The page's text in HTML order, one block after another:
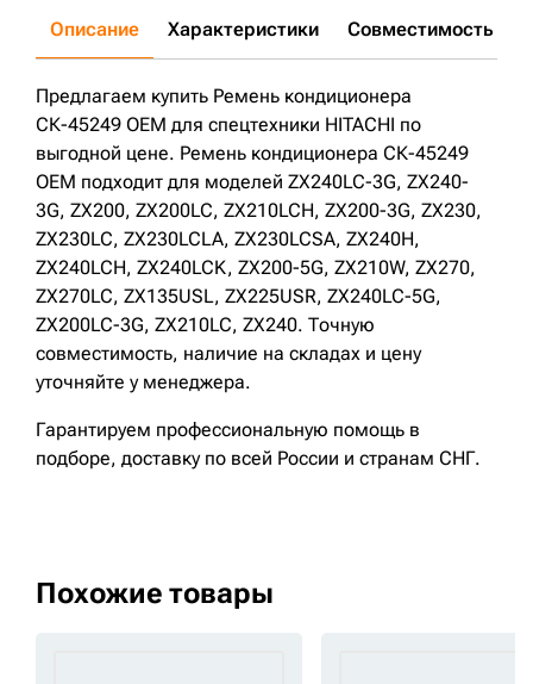
Описание Характеристики Совместимость
Предлагаем купить Ремень кондиционера
СК-45249 OEM для спецтехники HITACHI по
выгодной цене. Ремень кондиционера СК-45249
OEM подходит для моделей ZX240LC-3G, ZX240-
3G, ZX200, ZX200LC, ZX210LCH, ZX200-3G, ZX230,
ZX230LC, ZX230LCLA, ZX230LCSA, ZX240H,
ZX240LCH, ZX240LCK, ZX200-5G, ZX210W, ZX270,
ZX270LC, ZX135USL, ZX225USR, ZX240LC-5G,
ZX200LC-3G, ZX210LC, ZX240. Точную
совместимость, наличие на складах и цену
уточняйте у менеджера.
Гарантируем профессиональную помощь в
подборе, доставку по всей России и странам СНГ.
Похожие товары